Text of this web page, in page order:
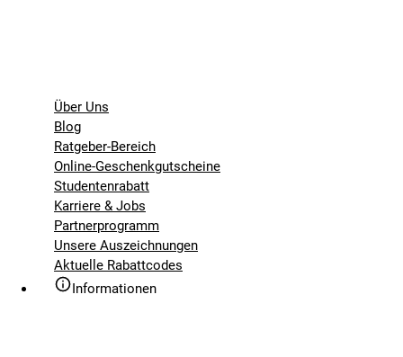
Über Uns
Blog
Ratgeber-Bereich
Online-Geschenkgutscheine
Studentenrabatt
Karriere & Jobs
Partnerprogramm
Unsere Auszeichnungen
Aktuelle Rabattcodes
Informationen